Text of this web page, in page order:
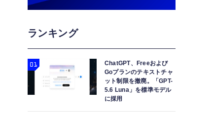
ランキング
ChatGPT、Freeおよび
Goプランのテキストチャ
ット制限を撤廃。「GPT-
5.6 Luna」を標準モデル
に採用